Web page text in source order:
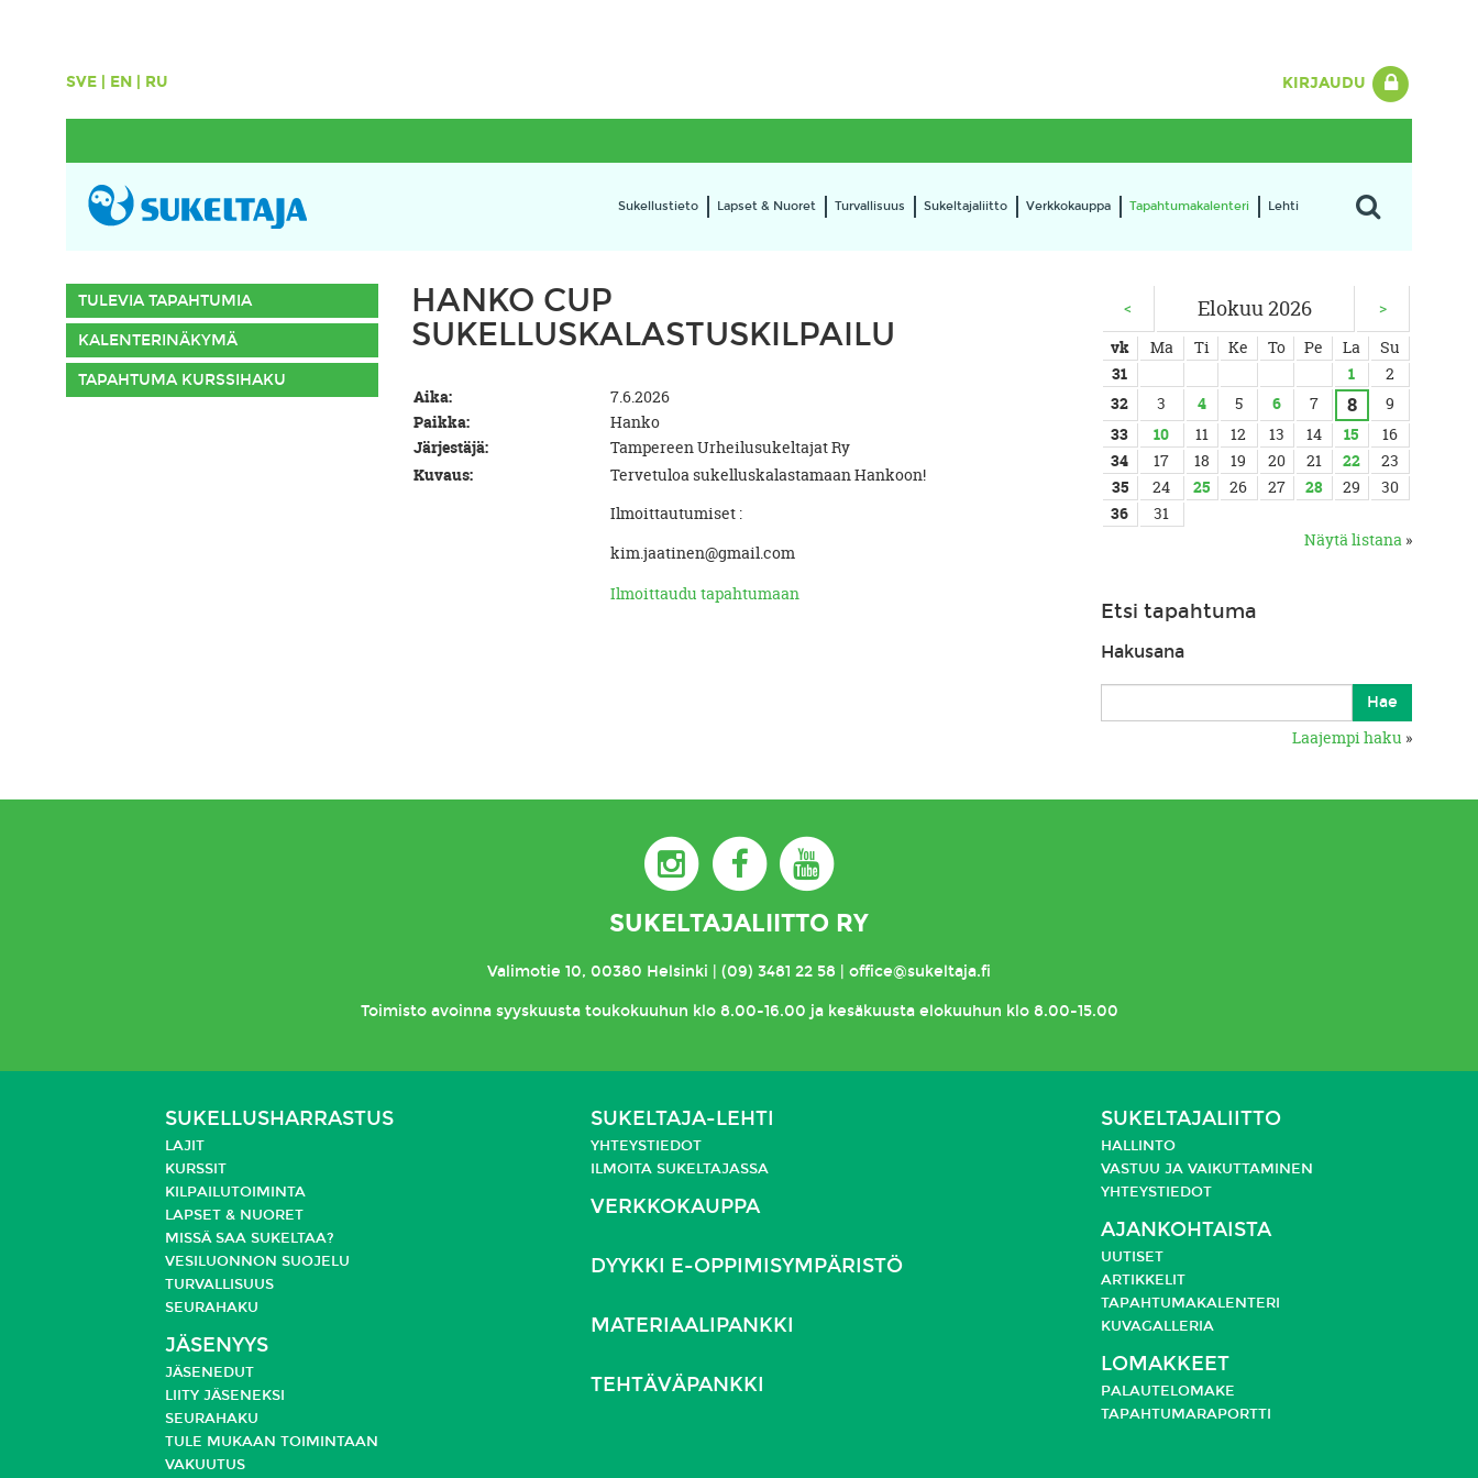
SVE | EN | RU KIRJAUDU
Sukellustieto Lapset & Nuoret Turvallisuus Sukeltajaliitto Verkkokauppa Tapahtumakalenteri Lehti
TULEVIA TAPAHTUMIA
KALENTERINÄKYMÄ
TAPAHTUMA KURSSIHAKU
HANKO CUP
SUKELLUSKALASTUSKILPAILU
Aika:
7.6.2026
Paikka:
Hanko
Järjestäjä:
Tampereen Urheilusukeltajat Ry
Kuvaus:
Tervetuloa sukelluskalastamaan Hankoon!
Ilmoittautumiset :
kim.jaatinen@gmail.com
Ilmoittaudu tapahtumaan
< Elokuu 2026
>
vk
Ma Ti Ke To Pe La
Su
31
1
2
32
3 4 5 6 7 8
9
33
10 11 12 13 14 15
16
34
17 18 19 20 21 22
23
35
24 25 26 27 28 29
30
36
31
Näytä listana »
Etsi tapahtuma
Hakusana
Laajempi haku »
SUKELTAJALIITTO RY
Valimotie 10, 00380 Helsinki | (09) 3481 22 58 | office@sukeltaja.fi
Toimistoavoinna syyskuusta toukokuuhun klo 8.00-16.00 ja kesäkuusta elokuuhun klo 8.00-15.00
SUKELLUSHARRASTUS
LAJIT
KURSSIT
KILPAILUTOIMINTA
LAPSET & NUORET
MISSÄ SAA SUKELTAA?
VESILUONNON SUOJELU
TURVALLISUUS
SEURAHAKU
JÄSENYYS
JÄSENEDUT
LIITY JÄSENEKSI
SEURAHAKU
TULE MUKAAN TOIMINTAAN
VAKUUTUS
SUKELTAJA-LEHTI
YHTEYSTIEDOT
ILMOITA SUKELTAJASSA
VERKKOKAUPPA
DYYKKI E-OPPIMISYMPÄRISTÖ
MATERIAALIPANKKI
TEHTÄVÄPANKKI
SUKELTAJALIITTO
HALLINTO
VASTUU JAVAIKUTTAMINEN
YHTEYSTIEDOT
AJANKOHTAISTA
UUTISET
ARTIKKELIT
TAPAHTUMAKALENTERI
KUVAGALLERIA
LOMAKKEET
PALAUTELOMAKE
TAPAHTUMARAPORTTI